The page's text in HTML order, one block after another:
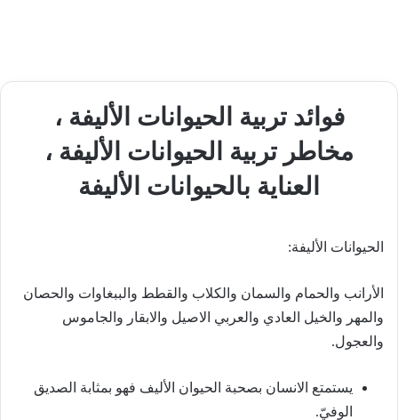
فوائد تربية الحيوانات الأليفة ،
مخاطر تربية الحيوانات الأليفة ،
العناية بالحيوانات الأليفة
الحيوانات الأليفة:
الأرانب والحمام والسمان والكلاب والقطط والببغاوات والحصان
والمهر والخيل العادي والعربي الاصيل والابقار والجاموس
والعجول.
يستمتع الانسان بصحبة الحيوان الأليف فهو بمثابة الصديق
الوفيّ.